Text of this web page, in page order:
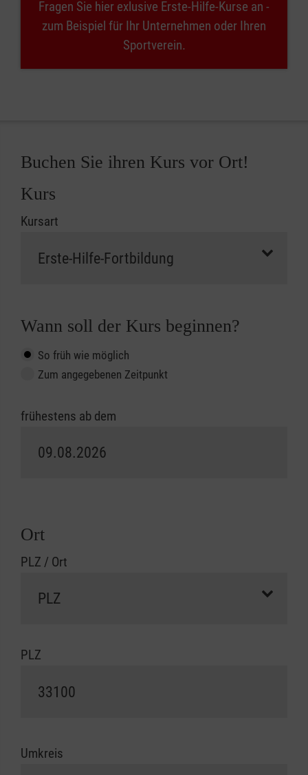
Fragen Sie hier exlusive Erste-Hilfe-Kurse an -
zum Beispiel für Ihr Unternehmen oder Ihren
Sportverein.
Buchen Sie ihren Kurs vor Ort!
Kurs
Kursart
Wann soll der Kurs beginnen?
So früh wie möglich
Zum angegebenen Zeitpunkt
frühestens ab dem
Ort
PLZ / Ort
PLZ
Umkreis